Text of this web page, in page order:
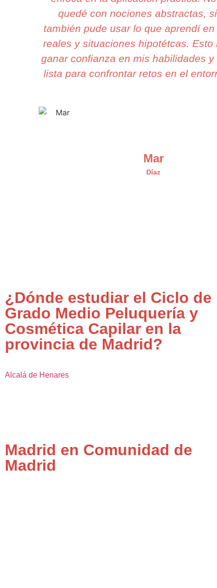
quedé con nociones abstractas,
también pude usar lo que aprendí
reales y situaciones hipotétcas. Esto
ganar confianza en mis habilidades y
lista para confrontar retos en el
Mar
Díaz
¿Dónde estudiar el Ciclo de
Grado Medio Peluquería y
Cosmética Capilar en la
provincia de Madrid?
Alcalá de Henares
Madrid en Comunidad de
Madrid